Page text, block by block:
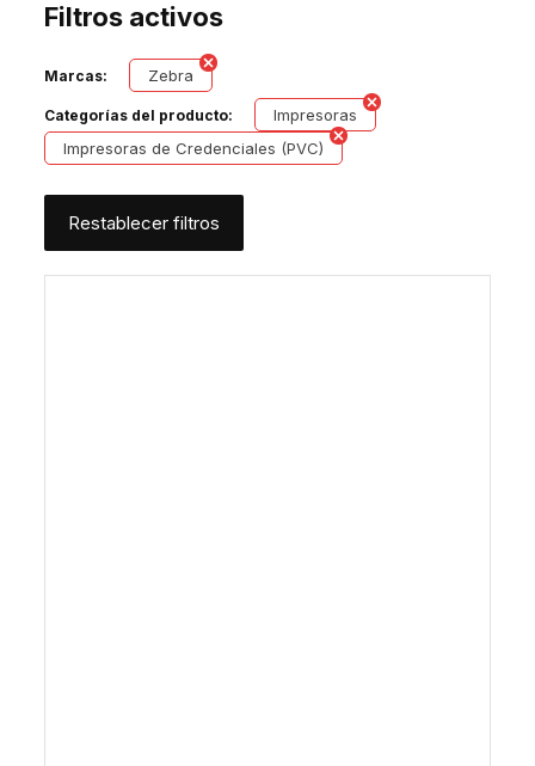
Filtros activos
Marcas: Zebra
Categorías del producto:
Impresoras
Impresoras de Credenciales (PVC)
Restablecer filtros